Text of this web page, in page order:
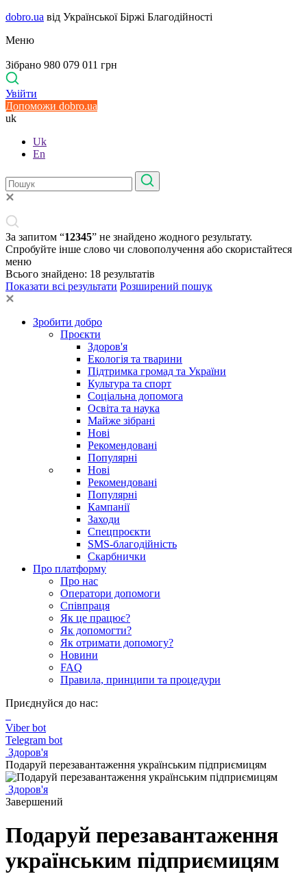
dobro.ua від Української Біржі Благодійності
Меню
Зібрано 980 079 011 грн
Увійти
Допоможи dobro.ua
uk
Uk
En
За запитом “12345” не знайдено жодного результату.
Спробуйте інше слово чи словополучення або скористайтеся
меню
Всього знайдено: 18 результатів
Показати всі результати Розширений пошук
Зробити добро
Проєкти
Здоров'я
Екологія та тварини
Підтримка громад та України
Культура та спорт
Соціальна допомога
Освіта та наука
Майже зібрані
Нові
Рекомендовані
Популярні
Нові
Рекомендовані
Популярні
Кампанії
Заходи
Спецпроєкти
SMS-благодійність
Скарбнички
Про платформу
Про нас
Оператори допомоги
Співпраця
Як це працює?
Як допомогти?
Як отримати допомогу?
Новини
FAQ
Правила, принципи та процедури
Приєднуйся до нас:
Viber bot
Telegram bot
Здоров'я
Подаруй перезавантаження українським підприємицям
Здоров'я
Завершений
Подаруй перезавантаження
українським підприємицям